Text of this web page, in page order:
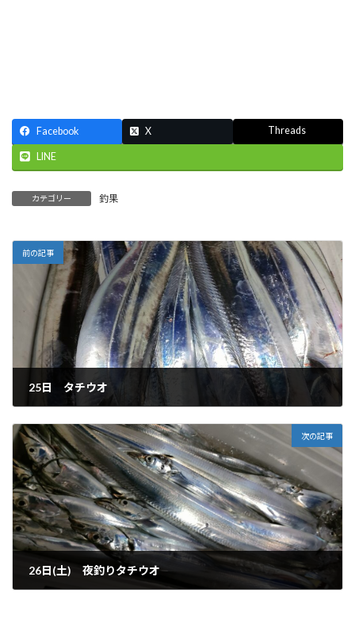
Facebook X Threads
LINE
カテゴリー 釣果
前の記事
25日 タチウオ
次の記事
26日(土) 夜釣りタチウオ